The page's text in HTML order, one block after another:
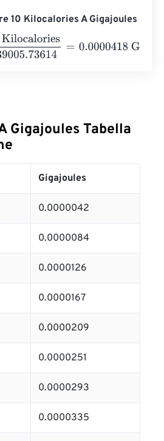
10 Kilocalories A Gigajoules
239005.73614=0.0000418
Gigajoules Tabella
Gigajoules
0.0000042
0.0000084
0.0000126
0.0000167
0.0000209
0.0000251
0.0000293
0.0000335